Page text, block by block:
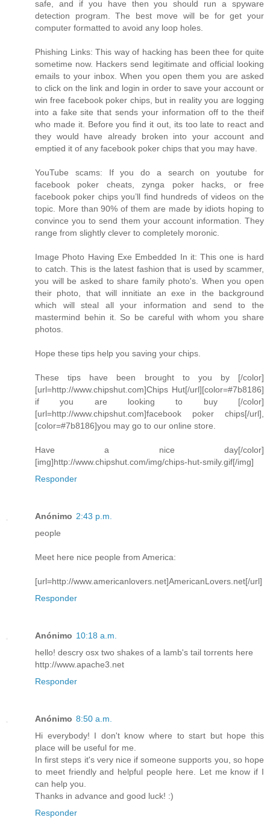
safe, and if you have then you should run a spyware
detection program. The best move will be for get your
computer formatted to avoid any loop holes.
Phishing Links: This way of hacking has been thee for quite
sometime now. Hackers send legitimate and official looking
emails to your inbox. When you open them you are asked
to click on the link and login in order to save your account or
win free facebook poker chips, but in reality you are logging
into a fake site that sends your information off to the theif
who made it. Before you find it out, its too late to react and
they would have already broken into your account and
emptied it of any facebook poker chips that you may have.
YouTube scams: If you do a search on youtube for
facebook poker cheats, zynga poker hacks, or free
facebook poker chips you’ll find hundreds of videos on the
topic. More than 90% of them are made by idiots hoping to
convince you to send them your account information. They
range from slightly clever to completely moronic.
Image Photo Having Exe Embedded In it: This one is hard
to catch. This is the latest fashion that is used by scammer,
you will be asked to share family photo's. When you open
their photo, that will innitiate an exe in the background
which will steal all your information and send to the
mastermind behin it. So be careful with whom you share
photos.
Hope these tips help you saving your chips.
These tips have been brought to you by [/color]
[url=http://www.chipshut.com]Chips Hut[/url][color=#7b8186]
if you are looking to buy [/color]
[url=http://www.chipshut.com]facebook poker chips[/url],
[color=#7b8186]you may go to our online store.
Have a nice day[/color]
[img]http://www.chipshut.com/img/chips-hut-smily.gif[/img]
Responder
Anónimo 2:43 p.m.
people
Meet here nice people from America:
[url=http://www.americanlovers.net]AmericanLovers.net[/url]
Responder
Anónimo 10:18 a.m.
hello! descry osx two shakes of a lamb's tail torrents here
http://www.apache3.net
Responder
Anónimo 8:50 a.m.
Hi everybody! I don't know where to start but hope this
place will be useful for me.
In first steps it's very nice if someone supports you, so hope
to meet friendly and helpful people here. Let me know if I
can help you.
Thanks in advance and good luck! :)
Responder